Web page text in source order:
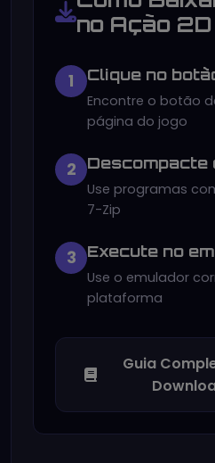
no Ação 2D
1 Clique no
Encontre o botão
página do jogo
2 Descompacte
Use programas
7-Zip
3 Execute no
Use o emulador
plataforma
Guia